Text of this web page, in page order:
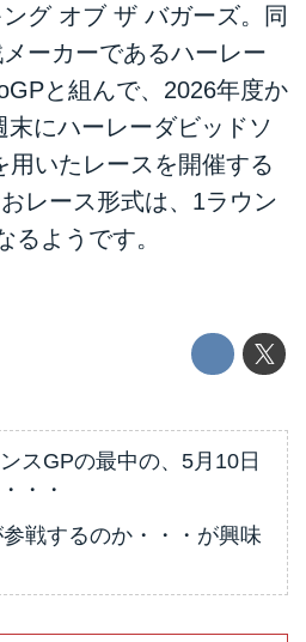
グ オブ ザ バガーズ。同
ーカーであるハーレー
と組んで、2026年度か
末にハーレーダビッドソ
用いたレースを開催する
レース形式は、1ラウン
るようです。
スGPの最中の、5月10日
・・
戦するのか・・・が興味